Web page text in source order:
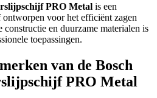
PRO Metal is een
voor het efficiënt zagen
en duurzame materialen is
toepassingen.
van de Bosch
PRO Metal